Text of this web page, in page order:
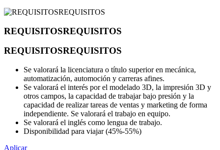
REQUISITOSREQUISITOS
REQUISITOSREQUISITOS
Se valorará la licenciatura o título superior en mecánica,
automatización, automoción y carreras afines.
Se valorará el interés por el modelado 3D, la impresión 3D y
otros campos, la capacidad de trabajar bajo presión y la
capacidad de realizar tareas de ventas y marketing de forma
independiente. Se valorará el trabajo en equipo.
Se valorará el inglés como lengua de trabajo.
Disponibilidad para viajar (45%-55%)
Aplicar